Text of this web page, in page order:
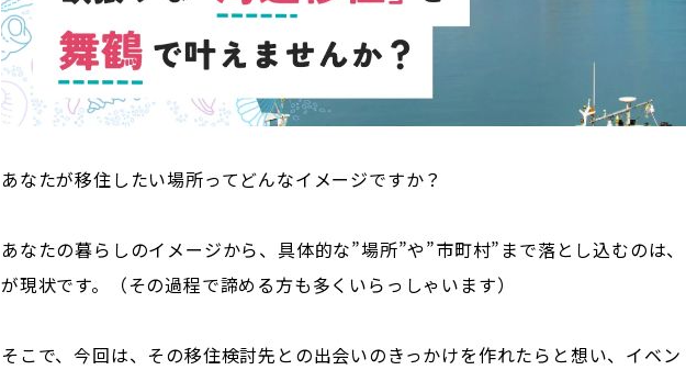
あなたが移住したい場所ってどんなイメージですか？
あなたの暮らしのイメージから、具体的な”場所”や”市町村”まで落とし込むのは
が現状です。（その過程で諦める方も多くいらっしゃいます）
そこで、今回は、その移住検討先との出会いのきっかけを作れたらと想い、イベ